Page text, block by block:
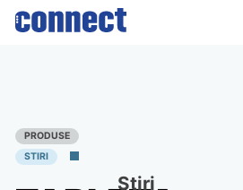
Skip
PRODUSE
STIRI
Știri